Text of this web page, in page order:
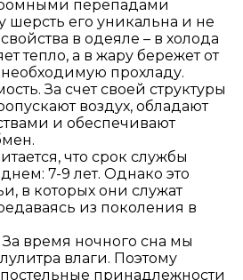
перепадами
шерсть его уникальна и не
в одеяле – в холода
тепло, а в жару бережет от
необходимую прохладу.
За счет своей структуры
воздух, обладают
и обеспечивают
что срок службы
7-9 лет. Однако это
в которых они служат
из поколения в
За время ночного сна мы
влаги. Поэтому
принадлежности